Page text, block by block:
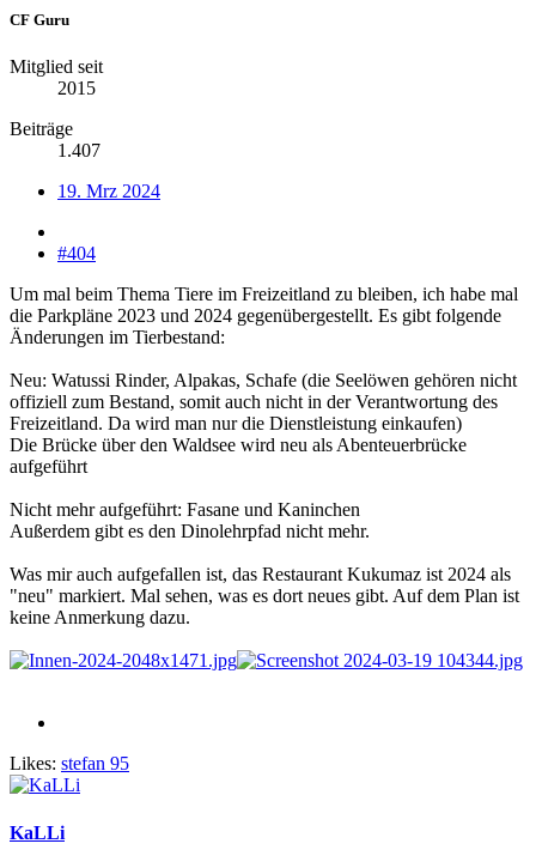
CF Guru
Mitglied seit
2015
Beiträge
1.407
19. Mrz 2024
#404
Um mal beim Thema Tiere im Freizeitland zu bleiben, ich habe mal
die Parkpläne 2023 und 2024 gegenübergestellt. Es gibt folgende
Änderungen im Tierbestand:
Neu: Watussi Rinder, Alpakas, Schafe (die Seelöwen gehören nicht
offiziell zum Bestand, somit auch nicht in der Verantwortung des
Freizeitland. Da wird man nur die Dienstleistung einkaufen)
Die Brücke über den Waldsee wird neu als Abenteuerbrücke
aufgeführt
Nicht mehr aufgeführt: Fasane und Kaninchen
Außerdem gibt es den Dinolehrpfad nicht mehr.
Was mir auch aufgefallen ist, das Restaurant Kukumaz ist 2024 als
"neu" markiert. Mal sehen, was es dort neues gibt. Auf dem Plan ist
keine Anmerkung dazu.
Likes: stefan 95
KaLLi